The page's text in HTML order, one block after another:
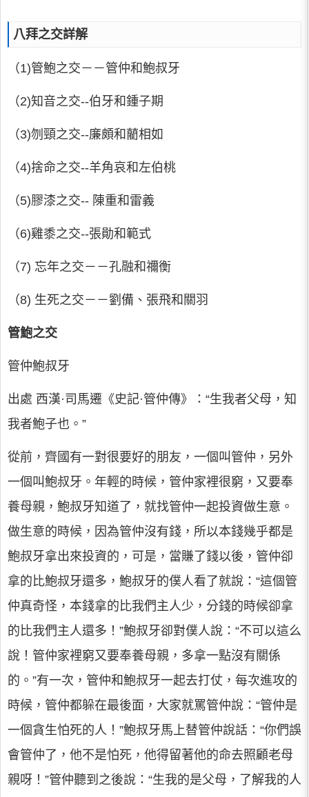
八拜之交詳解
（1)管鮑之交－－管仲和鮑叔牙
（2)知音之交--伯牙和鍾子期
（3)刎頸之交--廉頗和藺相如
（4)捨命之交--羊角哀和左伯桃
（5)膠漆之交-- 陳重和雷義
（6)雞黍之交--張勛和範式
（7) 忘年之交－－孔融和禰衡
（8) 生死之交－－劉備、張飛和關羽
管鮑之交
管仲鮑叔牙
出處 西漢·司馬遷《史記·管仲傳》：“生我者父母，知
我者鮑子也。”
從前，齊國有一對很要好的朋友，一個叫管仲，另外
一個叫鮑叔牙。年輕的時候，管仲家裡很窮，又要奉
養母親，鮑叔牙知道了，就找管仲一起投資做生意。
做生意的時候，因為管仲沒有錢，所以本錢幾乎都是
鮑叔牙拿出來投資的，可是，當賺了錢以後，管仲卻
拿的比鮑叔牙還多，鮑叔牙的僕人看了就說：“這個管
仲真奇怪，本錢拿的比我們主人少，分錢的時候卻拿
的比我們主人還多！”鮑叔牙卻對僕人說：“不可以這么
說！管仲家裡窮又要奉養母親，多拿一點沒有關係
的。”有一次，管仲和鮑叔牙一起去打仗，每次進攻的
時候，管仲都躲在最後面，大家就罵管仲說：“管仲是
一個貪生怕死的人！”鮑叔牙馬上替管仲說話：“你們誤
會管仲了，他不是怕死，他得留著他的命去照顧老母
親呀！”管仲聽到之後說：“生我的是父母，了解我的人